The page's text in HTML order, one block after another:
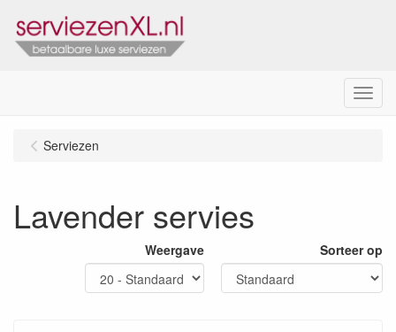
Menu
Serviezen
Lavender servies
Weergave Sorteer op